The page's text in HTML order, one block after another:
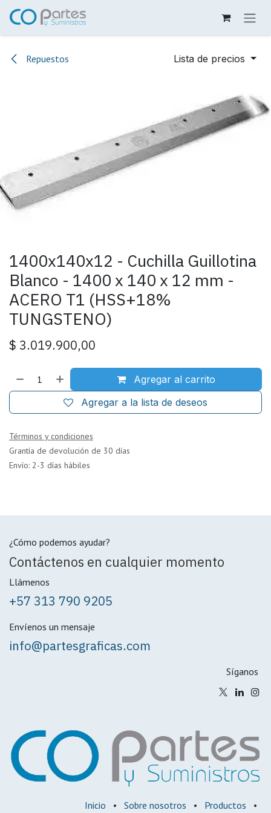
Ir al contenido
Repuestos Lista de precios
1400x140x12 - Cuchilla Guillotina
Blanco - 1400 x 140 x 12 mm -
ACERO T1 (HSS+18%
TUNGSTENO)
$ 3.019.900,00
Agregar al carrito
Agregar a la lista de deseos
Términos y condiciones
Grantía de devolución de 30 días
Envío: 2-3 días hábiles
¿Cómo podemos ayudar?
Contáctenos en cualquier momento
Llámenos
+57 313 790 9205
Envíenos un mensaje
info@partesgraficas.com
Síganos
Inicio • Sobre nosotros • Productos •